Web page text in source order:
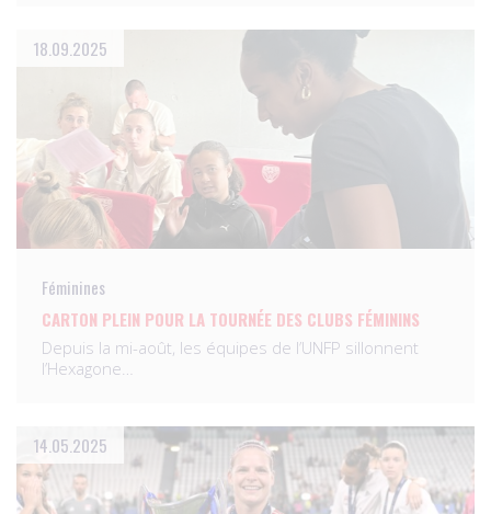
18.09.2025
Féminines
CARTON PLEIN POUR LA TOURNÉE DES CLUBS FÉMININS
Depuis la mi-août, les équipes de l’UNFP sillonnent
l’Hexagone…
14.05.2025